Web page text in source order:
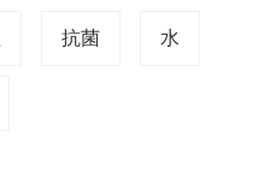
抗菌 水